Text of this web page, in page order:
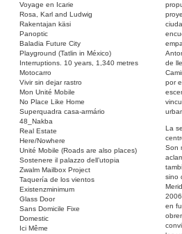
Voyage en Icarie
Rosa, Karl and Ludwig
Rakentajan käsi
Panoptic
Baladia Future City
Playground (Tatlin in México)
Interruptions. 10 years, 1,340 metres
Motocarro
Vivir sin dejar rastro
Mon Unité Mobile
No Place Like Home
Superquadra casa-armário
48_Nakba
Real Estate
Here/Nowhere
Unité Mobile (Roads are also places)
Sostenere il palazzo dell’utopia
Zwalm Mailbox Project
Taquería de los vientos
Existenzminimum
Glass Door
Sans Domicile Fixe
Domestic
Ici Même
de
por
La
Son
sino
en